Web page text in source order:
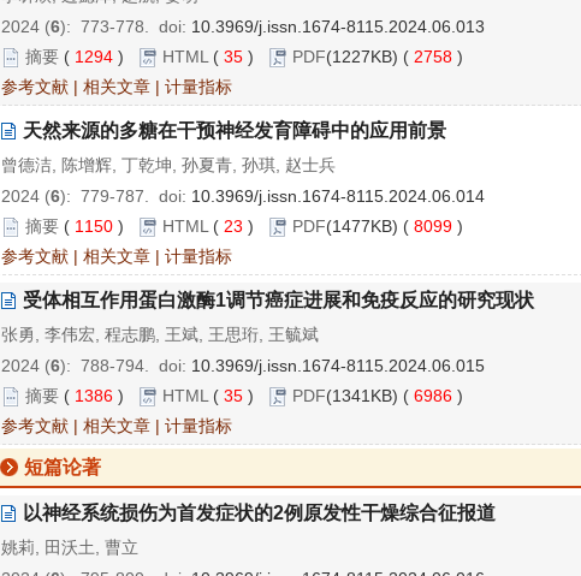
2024 (6): 773-778. doi: 10.3969/j.issn.1674-8115.2024.06.013
摘要 ( 1294 ) HTML ( 35 ) PDF(1227KB) ( 2758 )
参考文献 | 相关文章 | 计量指标
天然来源的多糖在干预神经发育障碍中的应用前景
曾德洁, 陈增辉, 丁乾坤, 孙夏青, 孙琪, 赵士兵
2024 (6): 779-787. doi: 10.3969/j.issn.1674-8115.2024.06.014
摘要 ( 1150 ) HTML ( 23 ) PDF(1477KB) ( 8099 )
参考文献 | 相关文章 | 计量指标
受体相互作用蛋白激酶1调节癌症进展和免疫反应的研究现状
张勇, 李伟宏, 程志鹏, 王斌, 王思珩, 王毓斌
2024 (6): 788-794. doi: 10.3969/j.issn.1674-8115.2024.06.015
摘要 ( 1386 ) HTML ( 35 ) PDF(1341KB) ( 6986 )
参考文献 | 相关文章 | 计量指标
短篇论著
以神经系统损伤为首发症状的2例原发性干燥综合征报道
姚莉, 田沃土, 曹立